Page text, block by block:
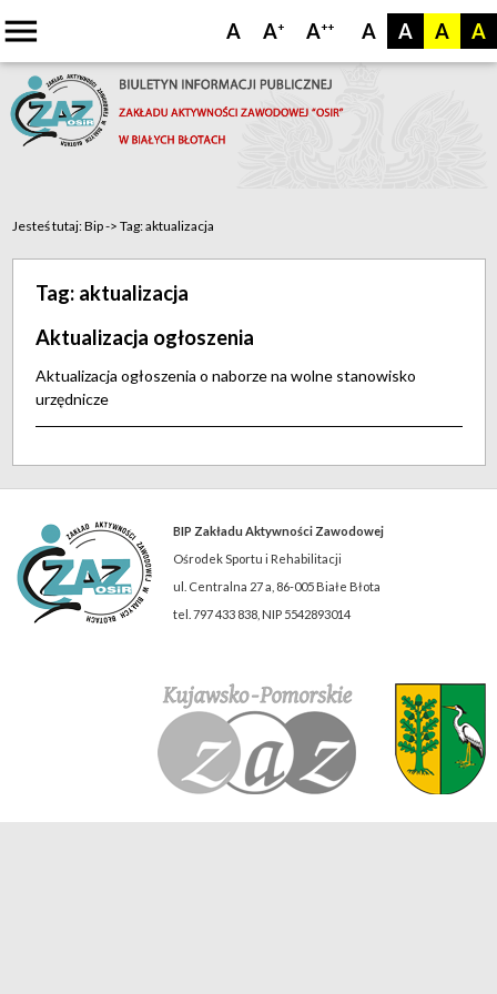
menu A
A
A
A
A++
A+
A
Jesteś tutaj:Bip-> Tag:aktualizacja
Tag: aktualizacja
Aktualizacja ogłoszenia
Aktualizacja ogłoszenia o naborze na wolne stanowisko
urzędnicze
BIP Zakładu Aktywności Zawodowej
Ośrodek Sportu i Rehabilitacji
ul. Centralna 27 a, 86-005 Białe Błota
tel. 797 433 838, NIP 5542893014